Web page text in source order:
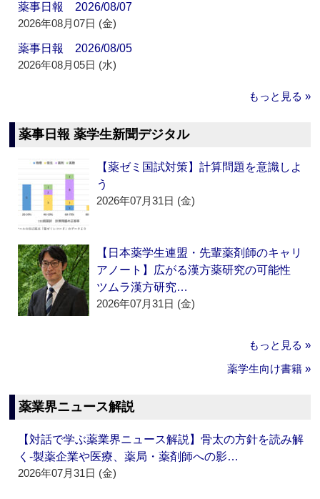
薬事日報 2026/08/07
2026年08月07日 (金)
薬事日報 2026/08/05
2026年08月05日 (水)
もっと見る »
薬事日報 薬学生新聞デジタル
【薬ゼミ国試対策】計算問題を意識しよ
う
2026年07月31日 (金)
【日本薬学生連盟・先輩薬剤師のキャリ
アノート】広がる漢方薬研究の可能性
ツムラ漢方研究…
2026年07月31日 (金)
もっと見る »
薬学生向け書籍 »
薬業界ニュース解説
【対話で学ぶ薬業界ニュース解説】骨太の方針を読み解
く‐製薬企業や医療、薬局・薬剤師への影…
2026年07月31日 (金)